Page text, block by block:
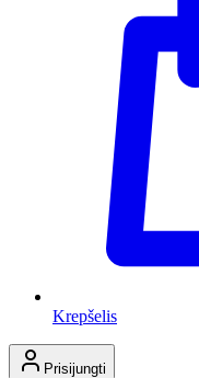
Krepšelis
Prisijungti